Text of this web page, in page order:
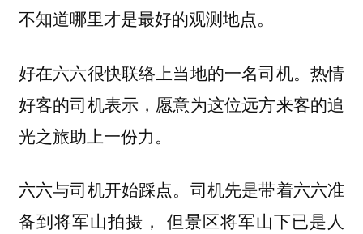
不知道哪里才是最好的观测地点。
好在六六很快联络上当地的一名司机。热情
好客的司机表示，愿意为这位远方来客的追
光之旅助上一份力。
六六与司机开始踩点。司机先是带着六六准
备到将军山拍摄， 但景区将军山下已是人